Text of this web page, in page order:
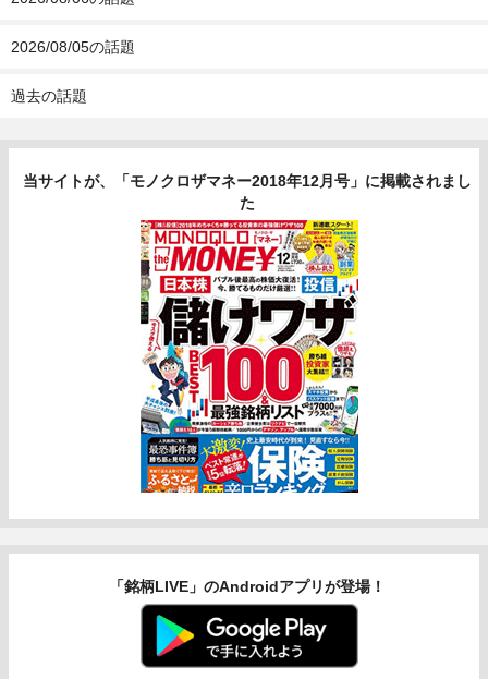
2026/08/05の話題
過去の話題
当サイトが、「モノクロザマネー2018年12月号」に掲載されまし
た
「銘柄LIVE」のAndroidアプリが登場！